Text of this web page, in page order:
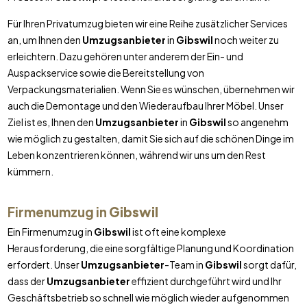
Für Ihren Privatumzug bieten wir eine Reihe zusätzlicher Services
an, um Ihnen den Umzugsanbieterin Gibswilnoch weiter zu
erleichtern. Dazu gehören unter anderem der Ein- und
Auspackservice sowie die Bereitstellung von
Verpackungsmaterialien. Wenn Sie es wünschen, übernehmen wir
auch die Demontage und den Wiederaufbau Ihrer Möbel. Unser
Ziel ist es, Ihnen den Umzugsanbieterin Gibswilso angenehm
wie möglich zu gestalten, damit Sie sich auf die schönen Dinge im
Leben konzentrieren können, während wir uns um den Rest
kümmern.
Firmenumzug in Gibswil
Ein Firmenumzug in Gibswilist oft eine komplexe
Herausforderung, die eine sorgfältige Planung und Koordination
erfordert. UnserUmzugsanbieter-Team in Gibswilsorgt dafür,
dass derUmzugsanbietereffizient durchgeführt wird und Ihr
Geschäftsbetrieb so schnell wie möglich wieder aufgenommen